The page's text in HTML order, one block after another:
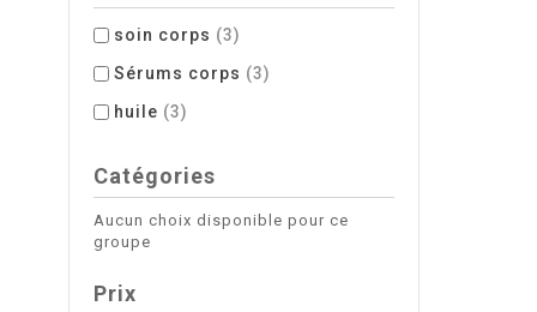
soin corps (3)
Sérums corps (3)
huile (3)
Catégories
Aucun choix disponible pour ce
groupe
Prix